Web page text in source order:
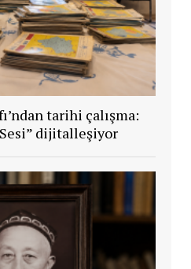
tarihi çalışma:
Sesi” dijitalleşiyor